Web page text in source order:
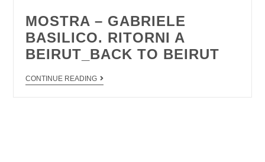
MOSTRA – GABRIELE
BASILICO. RITORNI A
BEIRUT_BACK TO BEIRUT
CONTINUE READING